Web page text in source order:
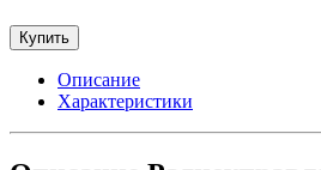
Купить
Описание
Характеристики